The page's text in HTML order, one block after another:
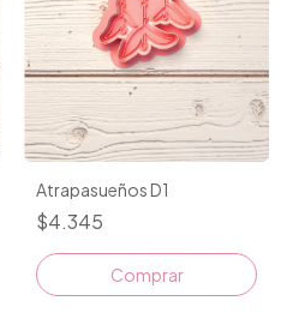
Atrapasueños D1
$4.345
Comprar